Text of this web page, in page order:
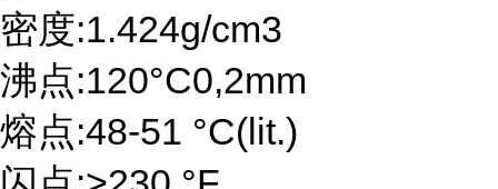
密度:1.424g/cm3
沸点:120°C0,2mm
熔点:48-51 °C(lit.)